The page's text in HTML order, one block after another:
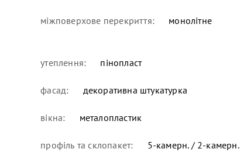
міжповерхове перекриття: монолітне
утеплення: пінопласт
фасад: декоративна штукатурка
вікна: металопластик
профіль та склопакет: 5-камерн. / 2-камерн.